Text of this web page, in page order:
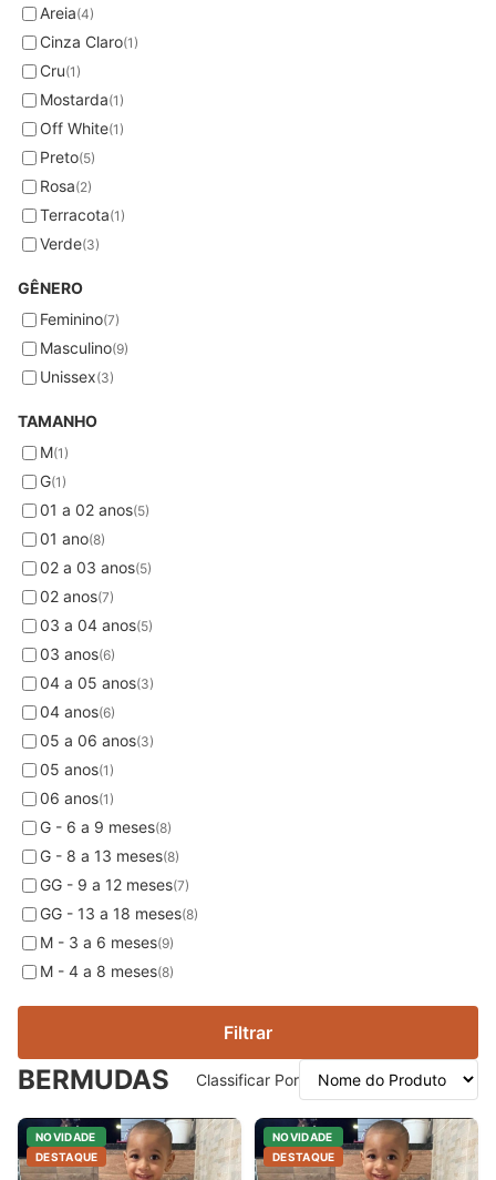
Areia(4)
Cinza Claro(1)
Cru(1)
Mostarda(1)
Off White(1)
Preto(5)
Rosa(2)
Terracota(1)
Verde(3)
GÊNERO
Feminino(7)
Masculino(9)
Unissex(3)
TAMANHO
M(1)
G(1)
01 a 02 anos(5)
01 ano(8)
02 a 03 anos(5)
02 anos(7)
03 a 04 anos(5)
03 anos(6)
04 a 05 anos(3)
04 anos(6)
05 a 06 anos(3)
05 anos(1)
06 anos(1)
G - 6 a 9 meses(8)
G - 8 a 13 meses(8)
GG - 9 a 12 meses(7)
GG - 13 a 18 meses(8)
M - 3 a 6 meses(9)
M - 4 a 8 meses(8)
Filtrar
BERMUDAS Classificar Por
NOVIDADE
DESTAQUE
NOVIDADE
DESTAQUE